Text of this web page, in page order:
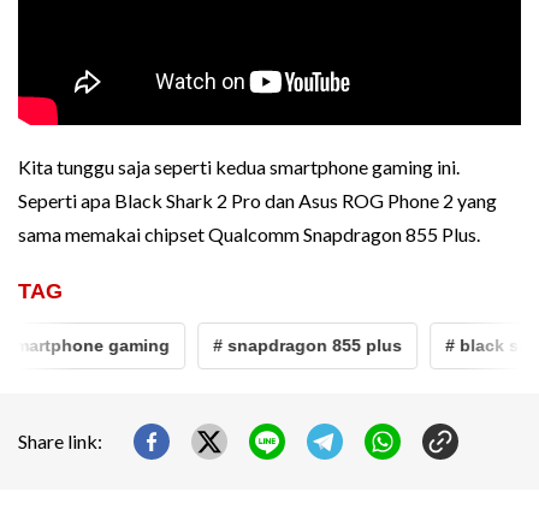
Kita tunggu saja seperti kedua smartphone gaming ini.
Seperti apa Black Shark 2 Pro dan Asus ROG Phone 2 yang
sama memakai chipset Qualcomm Snapdragon 855 Plus.
TAG
gaming # snapdragon 855 plus # black
Share link: